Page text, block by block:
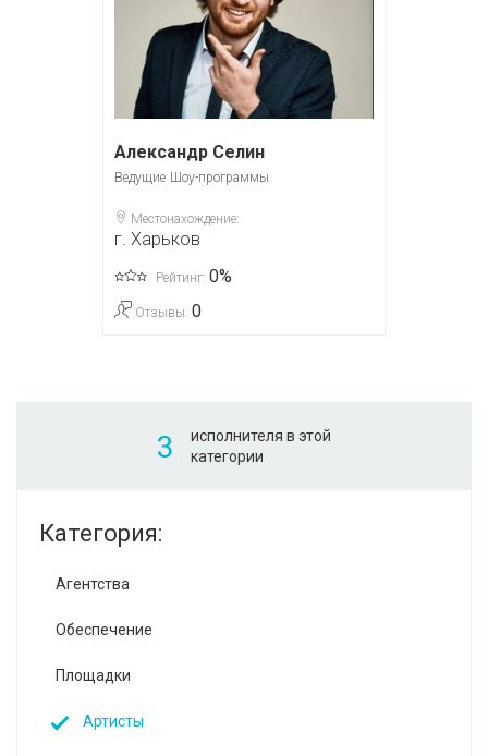
Александр Селин
Ведущие Шоу-программы
Местонахождение:
г. Харьков
Рейтинг: 0%
Отзывы: 0
3
исполнителя в этой
категории
Категория:
Агентства
Обеспечение
Площадки
Артисты